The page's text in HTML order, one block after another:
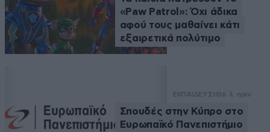
«Paw Patrol»: Όχι άδικα
αφού τους μαθαίνει κάτι
εξαιρετικά πολύτιμο
ΕΚΠΑΙΔΕΥΣΗ36 λ. πριν
Σπουδές στην Κύπρο στο
Ευρωπαϊκό Πανεπιστήμιο